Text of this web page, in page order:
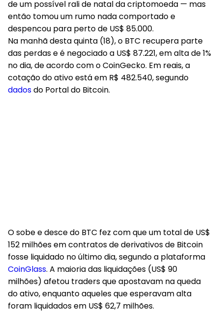
de um possível rali de natal da criptomoeda — mas
então tomou um rumo nada comportado e
despencou para perto de US$ 85.000.
Na manhã desta quinta (18), o BTC recupera parte
das perdas e é negociado a US$ 87.221, em alta de 1%
no dia, de acordo com o CoinGecko. Em reais, a
cotação do ativo está em R$ 482.540, segundo
dadosdo Portal do Bitcoin.
O sobe e desce do BTC fez com que um total de US$
152 milhões em contratos de derivativos de Bitcoin
fosse liquidado no último dia, segundo a plataforma
CoinGlass. A maioria das liquidações (US$ 90
milhões) afetou traders que apostavam na queda
do ativo, enquanto aqueles que esperavam alta
foram liquidados em US$ 62,7 milhões.